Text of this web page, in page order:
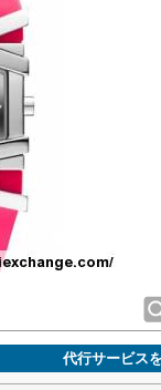
代行サービス